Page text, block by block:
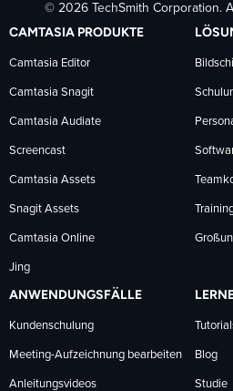
auf
© 2026 TechSmith Corporation.
CAMTASIA PRODUKTE
Camtasia Editor
Camtasia Snagit
Camtasia Audiate
Screencast
Camtasia Assets
Snagit Assets
Camtasia Online
Jing
ANWENDUNGSFÄLLE
Kundenschulung
Meeting-Aufzeichnung bearbeiten
Anleitungsvideos
Blog
Studie